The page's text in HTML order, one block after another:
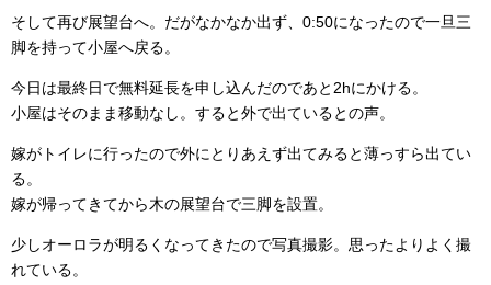
そして再び展望台へ。だがなかなか出ず、0:50になったので一旦三
脚を持って小屋へ戻る。
今日は最終日で無料延長を申し込んだのであと2hにかける。
小屋はそのまま移動なし。すると外で出ているとの声。
嫁がトイレに行ったので外にとりあえず出てみると薄っすら出てい
る。
嫁が帰ってきてから木の展望台で三脚を設置。
少しオーロラが明るくなってきたので写真撮影。思ったよりよく撮
れている。